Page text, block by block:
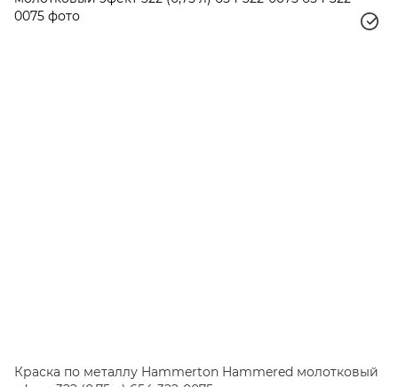
Краска по металлу Hammerton Hammered молотковый